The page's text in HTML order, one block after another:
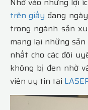
trên giấy đang
trong ngành sản
mang lại những
nhất cho các đôi
không bị đen nhờ
viên uy tin tại